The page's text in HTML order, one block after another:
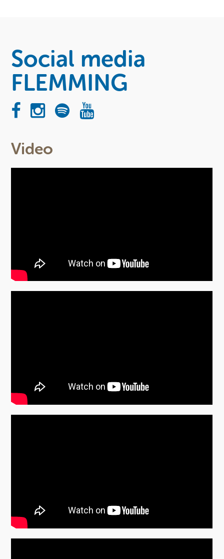
Social media
FLEMMING
Video